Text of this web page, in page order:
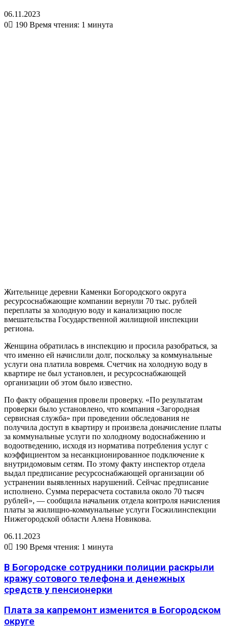
06.11.2023
0
190 Время чтения: 1 минута
Жительнице деревни Каменки Богородского округа
ресурсоснабжающие компании вернули 70 тыс. рублей
переплаты за холодную воду и канализацию после
вмешательства Государственной жилищной инспекции
региона.
Женщина обратилась в инспекцию и просила разобраться, за
что именно ей начислили долг, поскольку за коммунальные
услуги она платила вовремя. Счетчик на холодную воду в
квартире не был установлен, и ресурсоснабжающей
организации об этом было известно.
По факту обращения провели проверку. «По результатам
проверки было установлено, что компания «Загородная
сервисная служба» при проведении обследования не
получила доступ в квартиру и произвела доначисление платы
за коммунальные услуги по холодному водоснабжению и
водоотведению, исходя из норматива потребления услуг с
коэффициентом за несанкционированное подключение к
внутридомовым сетям. По этому факту инспектор отдела
выдал предписание ресурсоснабжающей организации об
устранении выявленных нарушений. Сейчас предписание
исполнено. Сумма перерасчета составила около 70 тысяч
рублей», — сообщила начальник отдела контроля начисления
платы за жилищно-коммунальные услуги Госжилинспекции
Нижегородской области Алена Новикова.
06.11.2023
0
190 Время чтения: 1 минута
В Богородске сотрудники полиции раскрыли
кражу сотового телефона и денежных
средств у пенсионерки
Плата за капремонт изменится в Богородском
округе